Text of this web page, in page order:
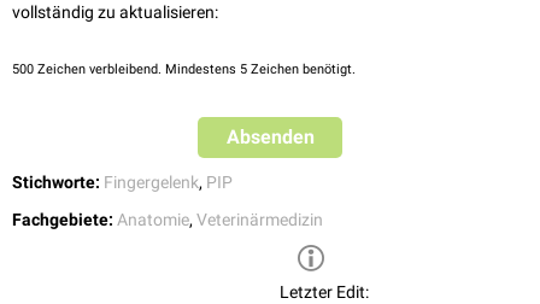
vollständig zu aktualisieren:
500 Zeichen verbleibend. Mindestens 5 Zeichen benötigt.
Absenden
Stichworte: Fingergelenk, PIP
Fachgebiete: Anatomie, Veterinärmedizin
Letzter Edit: